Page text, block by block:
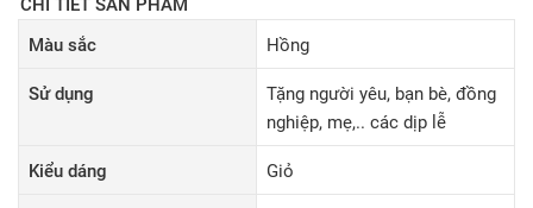
CHI TIẾT SẢN PHẨM
Màu sắc
Hồng
Sử dụng
Tặng người yêu, bạn bè, đồng
nghiệp, mẹ,.. các dịp lễ
Kiểu dáng Giỏ